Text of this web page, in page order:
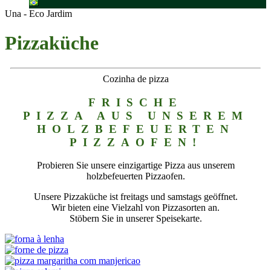
Una - Eco Jardim
Pizzaküche
Cozinha de pizza
FRISCHE
PIZZA AUS UNSEREM
HOLZBEFEUERTEN
PIZZAOFEN!
Probieren Sie unsere einzigartige Pizza aus unserem
holzbefeuerten Pizzaofen.
Unsere Pizzaküche ist freitags und samstags geöffnet.
Wir bieten eine Vielzahl von Pizzasorten an.
Stöbern Sie in unserer Speisekarte.